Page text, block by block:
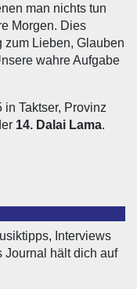
man nichts tun
Morgen. Dies
zum Lieben, Glauben
wahre Aufgabe
Taktser, Provinz
14. Dalai Lama.
Interviews
Journal hält dich auf